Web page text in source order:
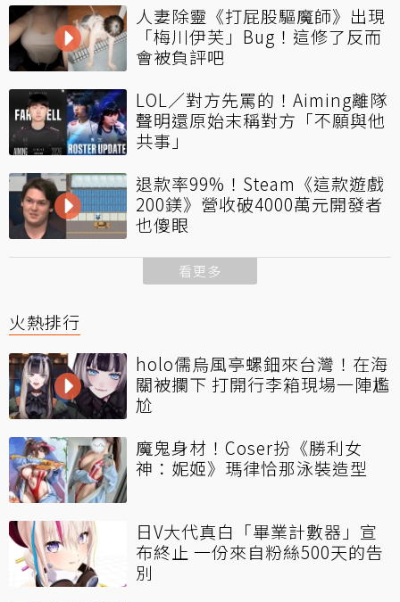
人妻除靈《打屁股驅魔師》出現
「梅川伊芙」Bug！這修了反而
會被負評吧
LOL／對方先罵的！Aiming離隊
聲明還原始末稱對方「不願與他
共事」
退款率99%！Steam《這款遊戲
200鎂》營收破4000萬元開發者
也傻眼
看更多
火熱排行
holo儒烏風亭螺鈿來台灣！在海
關被攔下 打開行李箱現場一陣尷
尬
魔鬼身材！Coser扮《勝利女
神：妮姬》瑪律恰那泳裝造型
日V大代真白「畢業計數器」宣
布終止 一份來自粉絲500天的告
別